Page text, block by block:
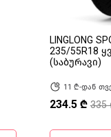
LINGLONG
235/55R18
(საბურავი)
11 ₾-დან
234.5 ₾ 335